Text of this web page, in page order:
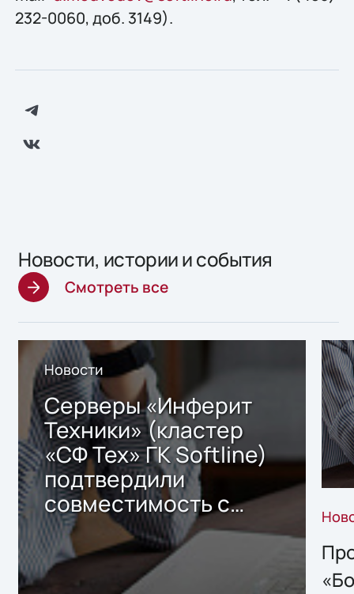
232-0060, доб. 3149).
Новости, истории и события
Смотреть все
Новости
Серверы «Инферит
Техники» (кластер
«СФ Тех» ГК Softline)
подтвердили
совместимость с
решением Sharx
Storage 2.x для
хранения данных